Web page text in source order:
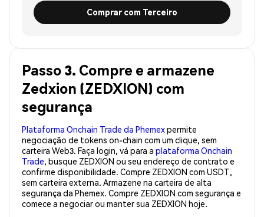
Comprar com Terceiro
Passo 3. Compre e armazene
Zedxion (ZEDXION) com
segurança
Plataforma Onchain Trade da Phemexpermite
negociação de tokens on-chain com um clique, sem
carteira Web3. Faça login, vá para a plataforma Onchain
Trade, busque ZEDXION ou seu endereço de contrato e
confirme disponibilidade. Compre ZEDXION com USDT,
sem carteira externa. Armazene na carteira de alta
segurança da Phemex. Compre ZEDXION com segurança e
comece a negociar ou manter sua ZEDXION hoje.